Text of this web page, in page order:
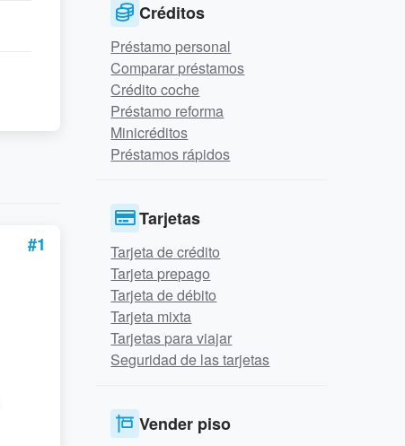
#1
Créditos
Préstamo personal
Comparar préstamos
Crédito coche
Préstamo reforma
Minicréditos
Préstamos rápidos
Tarjetas
Tarjeta de crédito
Tarjeta prepago
Tarjeta de débito
Tarjeta mixta
Tarjetas para viajar
Seguridad de las tarjetas
Vender piso